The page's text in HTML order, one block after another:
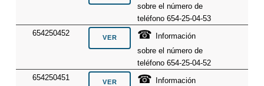
sobre el número de
teléfono 654-25-04-53
654250452
☎
Información
sobre el número de
teléfono 654-25-04-52
654250451
☎
Información